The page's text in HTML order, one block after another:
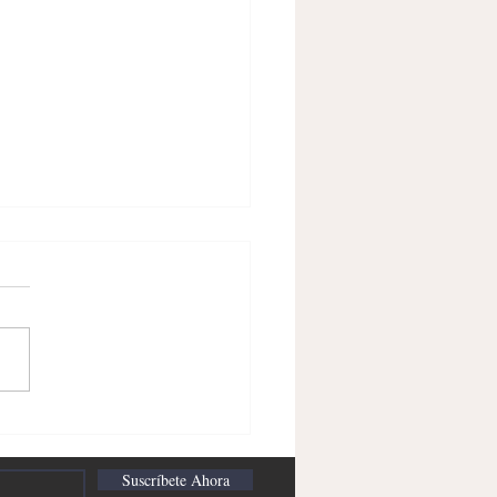
desde el siglo XV hasta
XXI
Suscríbete Ahora